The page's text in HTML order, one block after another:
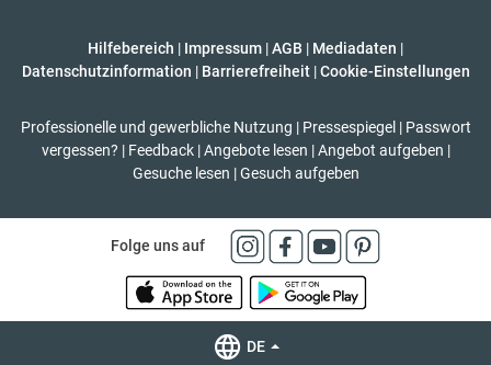
Hilfebereich | Impressum |AGB | Mediadaten |
Datenschutzinformation | Barrierefreiheit | Cookie-Einstellungen
Professionelle und gewerbliche Nutzung | Pressespiegel | Passwort
vergessen? | Feedback | Angebote lesen | Angebot aufgeben |
Gesuche lesen | Gesuch aufgeben
Folge uns auf
DE